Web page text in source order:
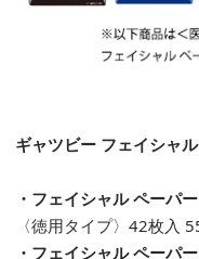
ギャツビー フェイシャ
・フェイシャル ペーパ
〈徳用タイプ〉42枚入
・フェイシャル ペーパ